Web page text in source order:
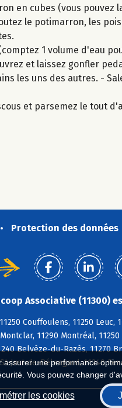
une performance
Vous pouvez changer
les cookies
en cubes (vous pouvez
le potimarron, les
1 volume d'eau
et laissez gonfler
les uns des autres. -
et parsemez le tout
Protection des données
Associative (11300)
Couffoulens, 11250
11290 Montréal,
Belvèze-du-Razès, 11270
Just-de-Bélengard, 11240